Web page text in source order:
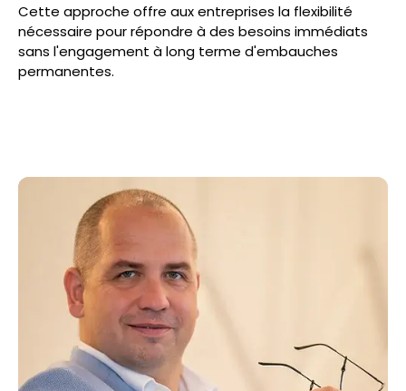
Cette approche offre aux entreprises la flexibilité
nécessaire pour répondre à des besoins immédiats
sans l'engagement à long terme d'embauches
permanentes.